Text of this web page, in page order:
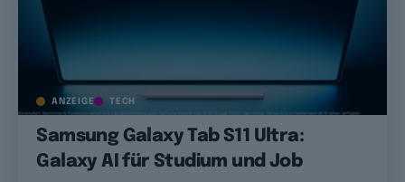
ANZEIGE TECH
Samsung Galaxy Tab S11 Ultra:
Galaxy AI für Studium und Job